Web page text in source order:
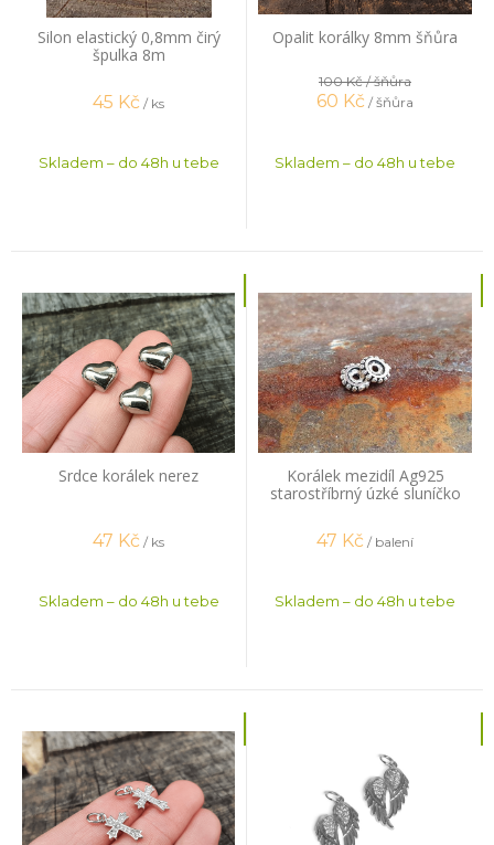
Silon elastický 0,8mm čirý
špulka 8m
45 Kč / ks
Skladem – do 48h u tebe
Opalit korálky 8mm šňůra
100 Kč/ šňůra
60 Kč / šňůra
Skladem – do 48h u tebe
Srdce korálek nerez
47 Kč / ks
Skladem – do 48h u tebe
Korálek mezidíl Ag925
starostříbrný úzké sluníčko
2ks
47 Kč / balení
Skladem – do 48h u tebe